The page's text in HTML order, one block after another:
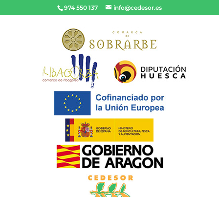
974 550 137 info@cedesor.es